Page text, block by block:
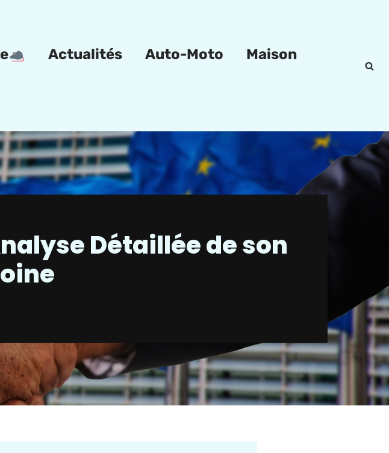
Actualités Auto-Moto
Maison
Détaillée de son